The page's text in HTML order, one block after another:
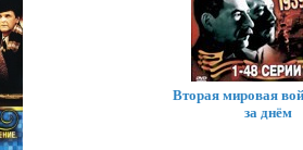
Вторая мировая
за днём